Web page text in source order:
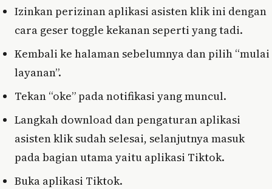
Izinkan perizinan aplikasi asisten klik ini dengan
cara geser toggle kekanan seperti yang tadi.
Kembali ke halaman sebelumnya dan pilih “mulai
layanan”.
Tekan “oke” pada notifikasi yang muncul.
Langkah download dan pengaturan aplikasi
asisten klik sudah selesai, selanjutnya masuk
pada bagian utama yaitu aplikasi Tiktok.
Buka aplikasi Tiktok.